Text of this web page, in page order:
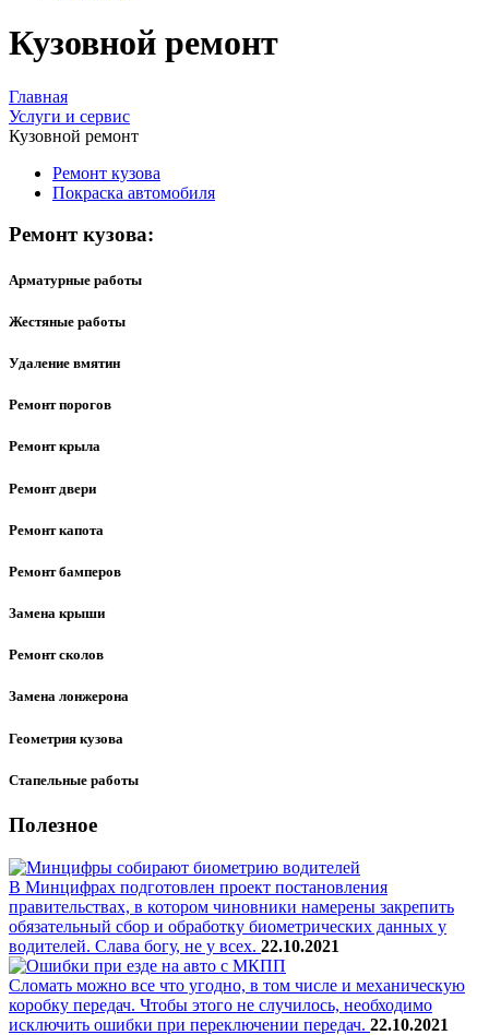
Кузовной ремонт
Главная
Услуги и сервис
Кузовной ремонт
Ремонт кузова
Покраска автомобиля
Ремонт кузова:
Арматурные работы
Жестяные работы
Удаление вмятин
Ремонт порогов
Ремонт крыла
Ремонт двери
Ремонт капота
Ремонт бамперов
Замена крыши
Ремонт сколов
Замена лонжерона
Геометрия кузова
Стапельные работы
Полезное
В Минцифрах подготовлен проект постановления
правительствах, в котором чиновники намерены закрепить
обязательный сбор и обработку биометрических данных у
водителей. Слава богу, не у всех. 22.10.2021
Сломать можно все что угодно, в том числе и механическую
коробку передач. Чтобы этого не случилось, необходимо
исключить ошибки при переключении передач. 22.10.2021